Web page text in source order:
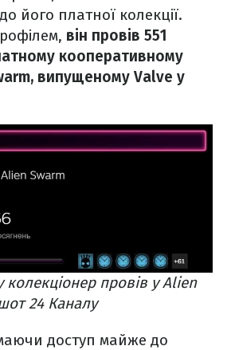
його платної колекції.
він провів 551
кооперативному
випущеному Valve у
колекціонер провів у Alien
24 Каналу
доступ майже до